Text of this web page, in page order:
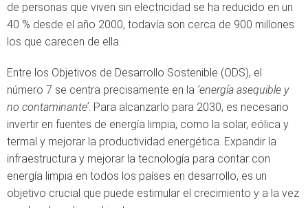
de personas que viven sin electricidad se ha reducido en un
40 % desde el año 2000, todavía son cerca de 900 millones
los que carecen de ella.
Entre los Objetivos de Desarrollo Sostenible (ODS), el
número 7 se centra precisamente en la ‘energía asequible y
no contaminante’. Para alcanzarlo para 2030, es necesario
invertir en fuentes de energía limpia, como la solar, eólica y
termal y mejorar la productividad energética. Expandir la
infraestructura y mejorar la tecnología para contar con
energía limpia en todos los países en desarrollo, es un
objetivo crucial que puede estimular el crecimiento y a la vez